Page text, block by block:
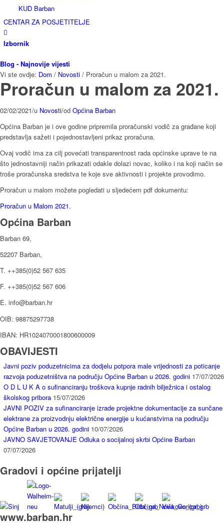
KUD Barban
CENTAR ZA POSJETITELJE
Izbornik
Blog - Najnovije vijesti
Vi ste ovdje: Dom / Novosti / Proračun u malom za 2021.
Proračun u malom za 2021.
02/02/2021/u Novosti/od Općina Barban
Općina Barban je i ove godine pripremila proračunski vodič za građane koji
predstavlja sažeti i pojednostavljeni prikaz proračuna.
Ovaj vodič ima za cilj povećati transparentnost rada općinske uprave te na
što jednostavniji način prikazati odakle dolazi novac, koliko i na koji način se
troše proračunska sredstva te koje sve aktivnosti i projekte provodimo.
Proračun u malom možete pogledati u sljedećem pdf dokumentu:
Proračun u Malom 2021.
Općina Barban
Barban 69,
52207 Barban,
T. ++385(0)52 567 635
F. ++385(0)52 567 606
E. info@barban.hr
OIB: 98875297738
IBAN: HR1024070001800600009
OBAVIJESTI
Javni poziv poduzetnicima za dodjelu potpora male vrijednosti za poticanje
razvoja poduzetništva na području Općine Barban u 2026. godini 17/07/2026
O D L U K A o sufinanciranju troškova kupnje radnih bilježnica i ostalog
školskog pribora 15/07/2026
JAVNI POZIV za sufinanciranje izrade projektne dokumentacije za sunčane
elektrane za proizvodnju električne energije u kućanstvima na području
Općine Barban u 2026. godini 10/07/2026
JAVNO SAVJETOVANJE Odluka o socijalnoj skrbi Općine Barban
07/07/2026
Gradovi i općine prijatelji
www.barban.hr